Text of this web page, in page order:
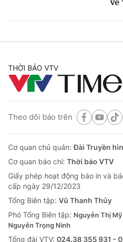
THỜI BÁO VTV
Theo dõi báo trên
Cơ quan chủ quản:Đài Truyền
Cơ quan báo chí: Thời báo VTV
Giấy phép hoạt động báo in và
cấp ngày 29/12/2023
Tổng Biên tập: Vũ Thanh Thủy
Phó Tổng Biên tập: Nguyễn Thị
Nguyễn Trọng Ninh
Tổng đài VTV: 024.38 355 931 -